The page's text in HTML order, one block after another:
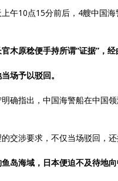
午10点15分前后，4艘中国
木原稔便手持所谓“证据”，经
场予以驳回。
确指出，中国海警船在中国
交涉要求，不仅当场驳回，还
岛海域，日本便迫不及待地